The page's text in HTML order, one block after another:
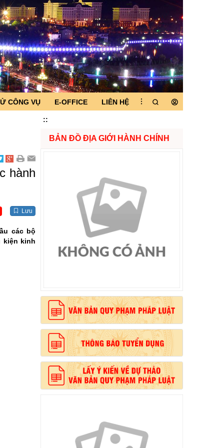
cách Hồ Chí Minh”
CÔNG VỤ E-OFFICE LIÊN HỆ
::
hành
Lưu
các bộ
kiện kinh
BẢN ĐỒ ĐỊA GIỚI HÀNH CHÍNH